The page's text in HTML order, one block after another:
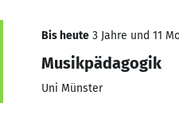
Bis heute 3 Jahre und 11
Musikpädagogik
Uni Münster